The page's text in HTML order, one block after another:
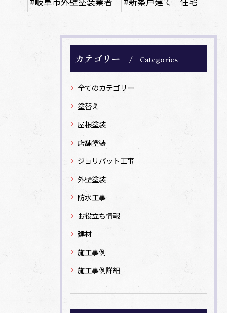
カテゴリー Categories
全てのカテゴリー
塗替え
屋根塗装
店舗塗装
ジョリパット工事
外壁塗装
防水工事
お役立ち情報
建材
施工事例
施工事例詳細